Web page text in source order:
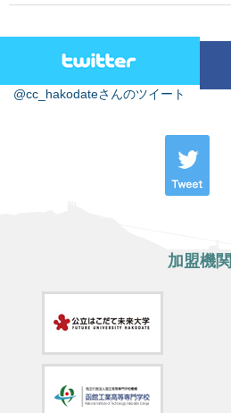
@cc_hakodateさんのツイート
加盟機関